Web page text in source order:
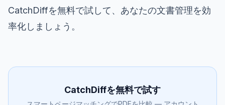
CatchDiffを無料で試して、あなたの文書管理を効
率化しましょう。
CatchDiffを無料で試す